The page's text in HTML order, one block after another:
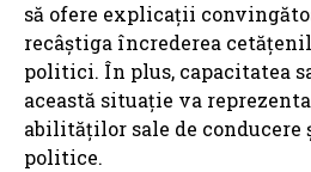
să ofere explicații
recâștiga încrederea
politici. În plus, capacitatea
această situație va
abilităților sale de
politice.